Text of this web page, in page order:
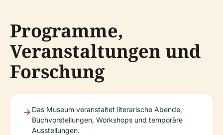
Programme,
Veranstaltungen und
Forschung
Das Museum veranstaltet literarische Abende,
Buchvorstellungen, Workshops und temporäre
Ausstellungen.